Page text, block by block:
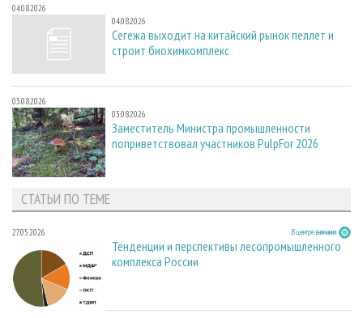
04.08.2026
04.08.2026
Сегежа выходит на китайский рынок пеллет и
строит биохимкомплекс
03.08.2026
03.08.2026
Заместитель Министра промышленности
поприветствовал участников PulpFor 2026
СТАТЬИ ПО ТЕМЕ
27.05.2026 В центре внимания
Тенденции и перспективы лесопромышленного
комплекса России